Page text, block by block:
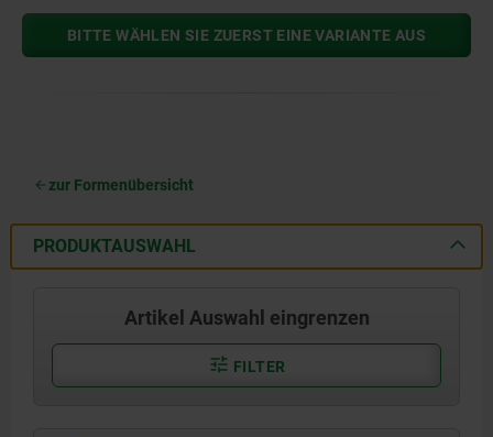
BITTE WÄHLEN SIE ZUERST EINE VARIANTE AUS
zur Formenübersicht
PRODUKTAUSWAHL
Artikel Auswahl eingrenzen
FILTER